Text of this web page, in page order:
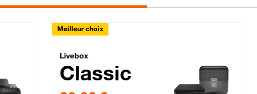
Lite Fibre
Meilleur choix
Livebox Classic Fibre
Livebox
Classic
29,99 € par mois pendant 12 mois puis 42,99 € par mois,